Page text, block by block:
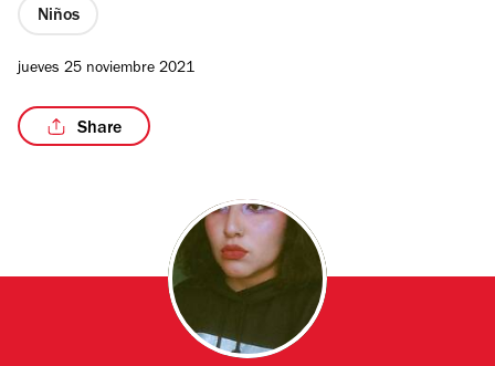
Niños
jueves 25 noviembre 2021
Share